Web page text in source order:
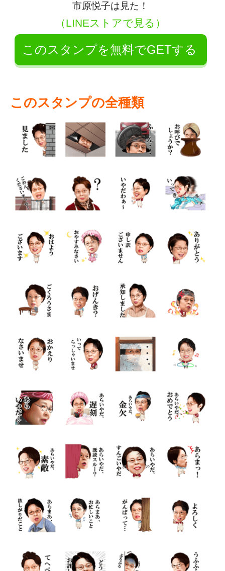
市原悦子は見た！
（LINEストアで見る）
このスタンプを無料でGETする
このスタンプの全種類